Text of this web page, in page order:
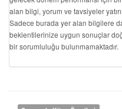
alan bilgi, yorum ve tavsiyeler
Sadece burada yer alan bilgilere
beklentilerinize uygun sonuçlar
bir sorumluluğu bulunmamaktadır.